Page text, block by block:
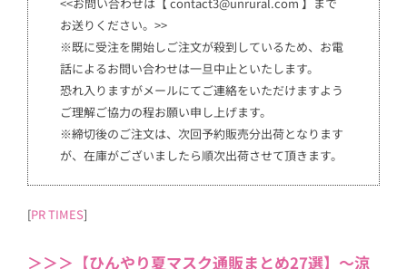
<<お問い合わせは【 contact3@unrural.com 】まで
お送りください。>>
※既に受注を開始しご注文が殺到しているため、お電
話によるお問い合わせは一旦中止といたします。
恐れ入りますがメールにてご連絡をいただけますよう
ご理解ご協力の程お願い申し上げます。
※締切後のご注文は、次回予約販売分出荷となります
が、在庫がございましたら順次出荷させて頂きます。
[PR TIMES]
＞＞＞【ひんやり夏マスク通販まとめ27選】〜涼